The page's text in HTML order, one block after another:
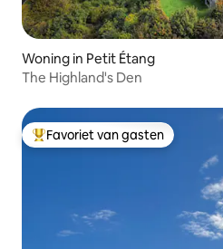
Woning in Petit Étang
The Highland's Den
Topfavoriet van gasten
Favoriet van gasten